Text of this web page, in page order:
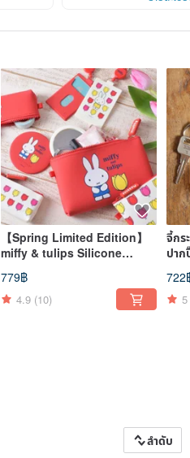
【Spring Limited Edition】
miffy & tulips Silicone
Storage Pouch / Pencil
Case / Cardholder
779฿
4.9 (10)
จี้กร
ปา
722
5
ลำดับ